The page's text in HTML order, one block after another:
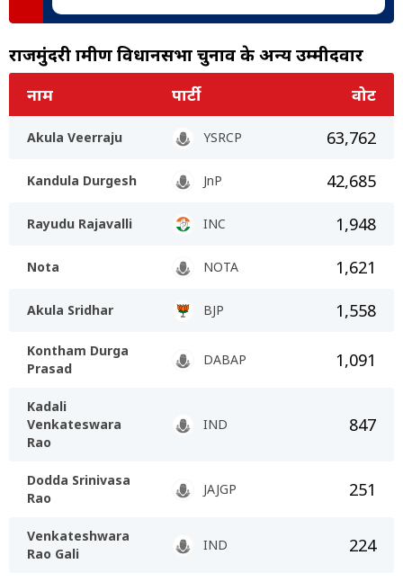
राजमुंंदरी ग्रामीण विधानसभा चुनाव के अन्य उम्मीदवार
नाम पार्टी वोट
Akula Veerraju YSRCP 63,762
Kandula Durgesh JnP 42,685
Rayudu Rajavalli INC 1,948
Nota NOTA 1,621
Akula Sridhar BJP 1,558
Kontham Durga
Prasad
DABAP 1,091
Kadali
Venkateswara
Rao
IND 847
Dodda Srinivasa
Rao
JAJGP 251
Venkateshwara
Rao Gali
IND 224